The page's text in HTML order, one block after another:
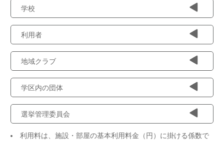
学校
利用者
地域クラブ
学区内の団体
選挙管理委員会
利用料は、施設・部屋の基本利用料金（円）に掛ける係数で